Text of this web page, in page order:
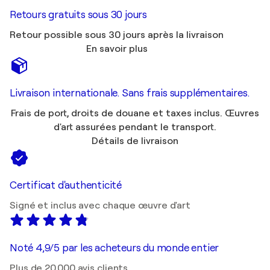
Retours gratuits sous 30 jours
Retour possible sous 30 jours après la livraison
En savoir plus
Livraison internationale. Sans frais supplémentaires.
Frais de port, droits de douane et taxes inclus. Œuvres
d'art assurées pendant le transport.
Détails de livraison
Certificat d'authenticité
Signé et inclus avec chaque œuvre d'art
Noté 4,9/5 par les acheteurs du monde entier